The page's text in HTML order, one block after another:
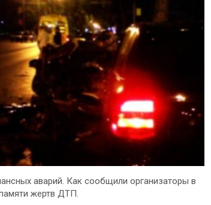
аварий. Как сообщили организаторы в
жертв ДТП.